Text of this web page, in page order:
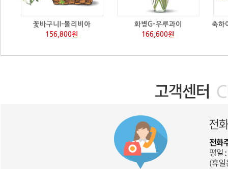
꽃바구니I-볼리비아
156,800원
화병G-우루과이
166,600원
축하